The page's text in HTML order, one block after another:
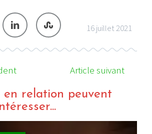
16 juillet 2021
Article suivant
en relation peuvent